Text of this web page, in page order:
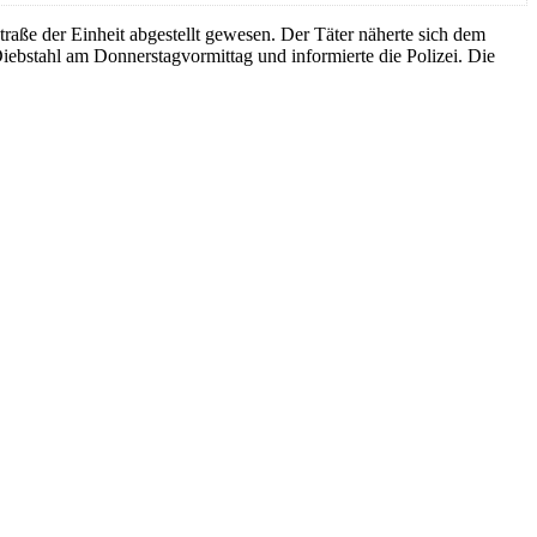
der Einheit abgestellt gewesen. Der Täter näherte sich dem
am Donnerstagvormittag und informierte die Polizei. Die